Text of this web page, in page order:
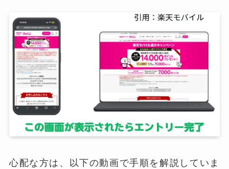
心配な方は、以下の動画で手順を解説していま